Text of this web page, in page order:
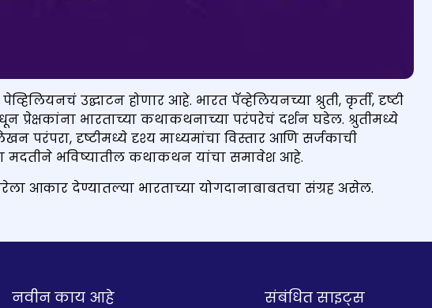
उद्घाटन होणार आहे. भारत पॅव्हेलियनच्या श्रुती, कृर्ती, दृष्टी
भारताच्या कथाकथनाच्या परंपरेचं दर्शन घडेल. श्रुतीमध्ये
परंपरा, दृष्टीमध्ये दृश्य माध्यमांचा विस्तार आणि सर्जकाची
मदतीने भविष्यातील कथाकथन यांचा समावेश आहे.
आकार देण्यातल्या भारताच्या योगदानाबाबतचा संग्रह असेल.
नवीन काय आहे संबंधित साइट्स